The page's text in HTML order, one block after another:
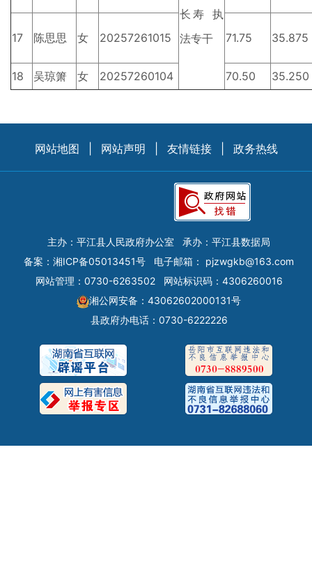
长寿 执
法专干
17 陈思思 女 20257261015 71.75 35.875
18 吴琼箫 女 20257260104 70.50 35.250
网站地图 网站声明 友情链接 政务热线
主办：平江县人民政府办公室
承办：平江县数据局
备案： 湘ICP备05013451号 电子邮箱： pjzwgkb@163.com
网站管理：0730-6263502
网站标识码：4306260016
湘公网安备：43062602000131号
县政府办电话：0730-6222226